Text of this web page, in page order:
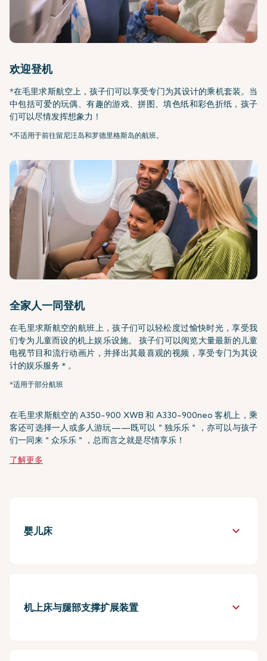
欢迎登机
*在毛里求斯航空上，孩子们可以享受专门为其设计的乘机套装。当
中包括可爱的玩偶、有趣的游戏、拼图、填色纸和彩色折纸，孩子
们可以尽情发挥想象力！
*不适用于前往留尼汪岛和罗德里格斯岛的航班。
全家人一同登机
在毛里求斯航空的航班上，孩子们可以轻松度过愉快时光，享受我
们专为儿童而设的机上娱乐设施。 孩子们可以阅览大量最新的儿童
电视节目和流行动画片，并择出其最喜观的视频，享受专门为其设
计的娱乐服务＊。
*适用于部分航班
在毛里求斯航空的 A350-900 XWB 和 A330-900neo 客机上，乘
客还可选择一人或多人游玩——既可以＂独乐乐＂，亦可以与孩子
们一同来＂众乐乐＂，总而言之就是尽情享乐！
了解更多
婴儿床 keyboard_arrow_down
机上床与腿部支撑扩展装置 keyboard_arrow_down